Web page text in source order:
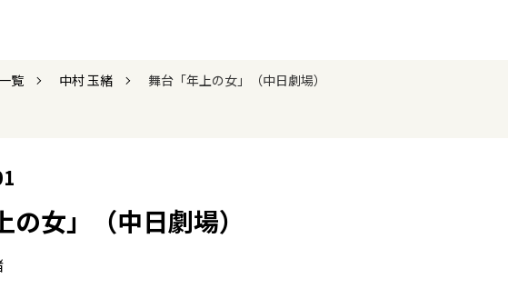
覧 中村 玉緒 舞台「年上の女」（中日劇場）
の女」（中日劇場）